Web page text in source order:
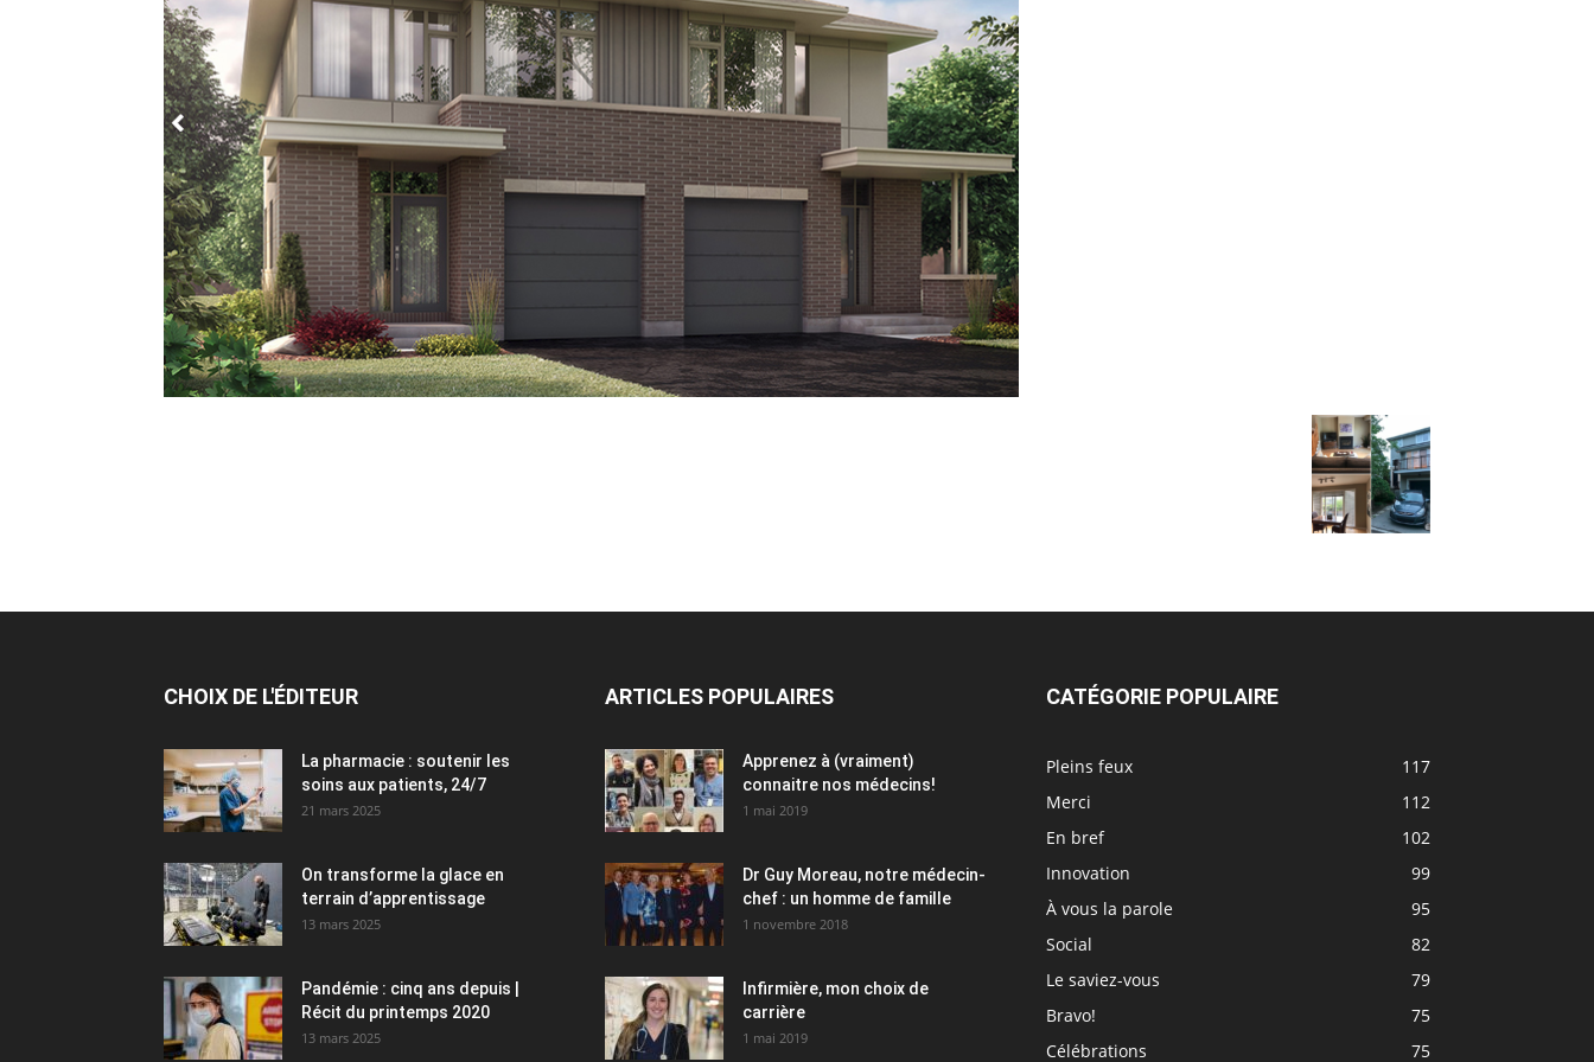
CHOIX DE L'ÉDITEUR
La pharmacie : soutenir les
soins aux patients, 24/7
21 mars 2025
On transforme la glace en
terrain d’apprentissage
13 mars 2025
Pandémie : cinq ans depuis |
Récit du printemps 2020
13 mars 2025
ARTICLES POPULAIRES
Apprenez à (vraiment)
connaitre nos médecins!
1 mai 2019
Dr Guy Moreau, notre médecin-
chef : un homme de famille
1 novembre 2018
Infirmière, mon choix de
carrière
1 mai 2019
CATÉGORIE POPULAIRE
Pleins feux
117
Merci
112
En bref
102
Innovation
99
À vous la parole
95
Social
82
Le saviez-vous
79
Bravo!
75
Célébrations
75